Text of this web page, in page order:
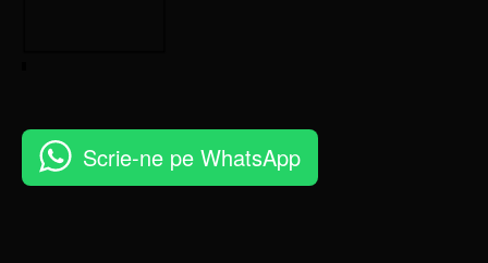
Scrie-ne pe WhatsApp